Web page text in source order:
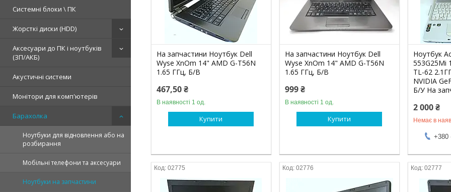
Системні блоки \ ПК
Жорсткі диски (HDD)
Аксесуари до ПК і ноутбуків
(ЗП/АКБ)
Акустичні системи
Монітори для комп'ютерів
Барахолка
Ноутбуки для відновлення або на
розбирання
Мобільні телефони та аксесуари
Ноутбуки на запчастини
На запчастини Ноутбук Dell
Wyse XnOm 14" AMD G-T56N
1.65 ГГц, Б/В
467,50 ₴
В наявності 1 од.
Купити
На запчастини Ноутбук Dell
Wyse XnOm 14" AMD G-T56N
1.65 ГГц, Б/В
999 ₴
В наявності 1 од.
Купити
Ноутбук
553G25Mi
TL-62
NVIDIA
Б/У На
2 000 ₴
Немає в
+380
02775 02776 02777